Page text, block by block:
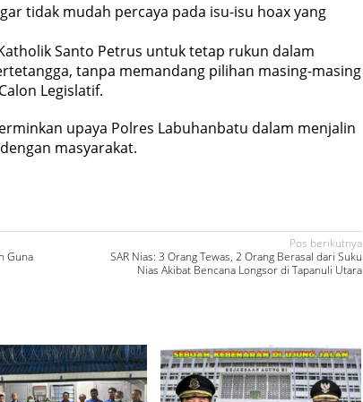
tidak mudah percaya pada isu-isu hoax yang
Santo Petrus untuk tetap rukun dalam
tanpa memandang pilihan masing-masing
Legislatif.
upaya Polres Labuhanbatu dalam menjalin
masyarakat.
Guna
Pos berikutnya
SAR Nias: 3 Orang Tewas, 2 Orang Berasal dari Suku
Nias Akibat Bencana Longsor di Tapanuli Utara